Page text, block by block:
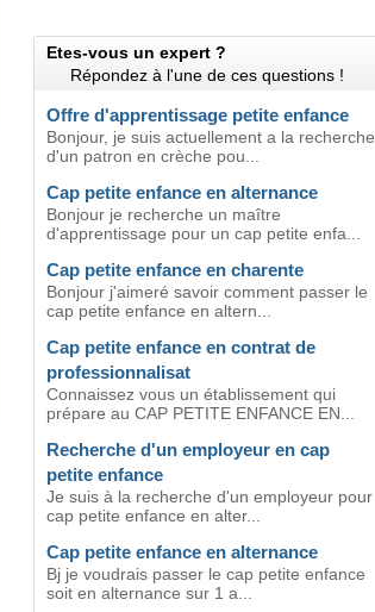
Etes-vous un expert ?
Répondez à l'une de ces questions !
Offre d'apprentissage petite enfance
Bonjour, je suis actuellement a la recherche
d'un patron en crèche pou...
Cap petite enfance en alternance
Bonjour je recherche un maître
d'apprentissage pour un cap petite enfa...
Cap petite enfance en charente
Bonjour j'aimeré savoir comment passer le
cap petite enfance en altern...
Cap petite enfance en contrat de
professionnalisat
Connaissez vous un établissement qui
prépare au CAP PETITE ENFANCE EN...
Recherche d'un employeur en cap
petite enfance
Je suis à la recherche d'un employeur pour
cap petite enfance en alter...
Cap petite enfance en alternance
Bj je voudrais passer le cap petite enfance
soit en alternance sur 1 a...